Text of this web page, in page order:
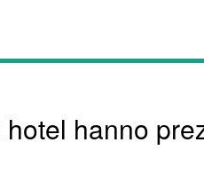
hotel hanno